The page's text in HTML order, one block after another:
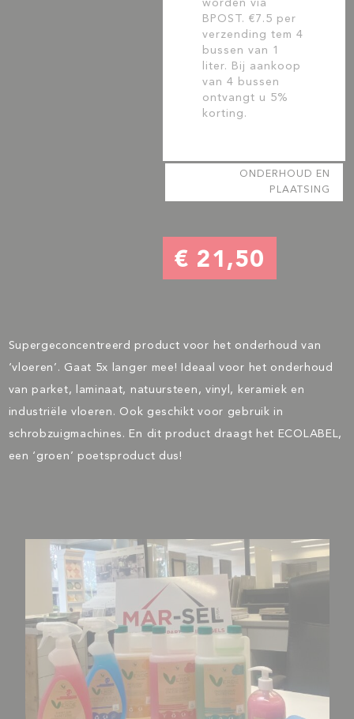
worden via
BPOST. €7.5 per
verzending tem 4
bussen van 1
liter. Bij aankoop
van 4 bussen
ontvangt u 5%
korting.
ONDERHOUD EN
PLAATSING
€ 21,50
Supergeconcentreerd product voor het onderhoud van
‘vloeren’. Gaat 5x langer mee! Ideaal voor het onderhoud
van parket, laminaat, natuursteen, vinyl, keramiek en
industriële vloeren. Ook geschikt voor gebruik in
schrobzuigmachines. En dit product draagt het ECOLABEL,
een ‘groen’ poetsproduct dus!